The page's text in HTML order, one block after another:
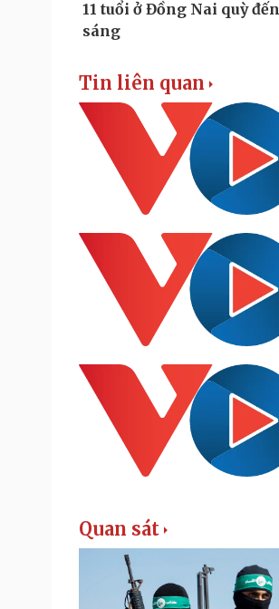
Tin liên quan
Quan sát